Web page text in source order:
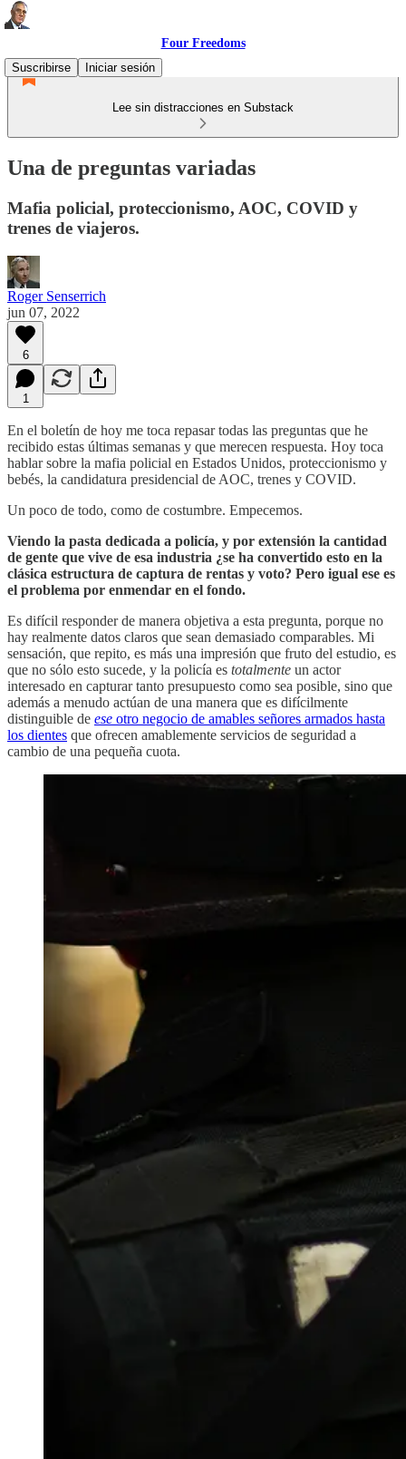
Four Freedoms
Suscribirse
Iniciar sesión
Lee sin distracciones en Substack
Una de preguntas variadas
Mafia policial, proteccionismo, AOC, COVID y
trenes de viajeros.
Roger Senserrich
jun 07, 2022
6
1
En el boletín de hoy me toca repasar todas las preguntas que he
recibido estas últimas semanas y que merecen respuesta. Hoy toca
hablar sobre la mafia policial en Estados Unidos, proteccionismo y
bebés, la candidatura presidencial de AOC, trenes y COVID.
Un poco de todo, como de costumbre. Empecemos.
Viendo la pasta dedicada a policía, y por extensión la cantidad
de gente que vive de esa industria ¿se ha convertido esto en la
clásica estructura de captura de rentas y voto? Pero igual ese es
el problema por enmendar en el fondo.
Es difícil responder de manera objetiva a esta pregunta, porque no
hay realmente datos claros que sean demasiado comparables. Mi
sensación, que repito, es más una impresión que fruto del estudio, es
que no sólo esto sucede, y la policía es totalmente un actor
interesado en capturar tanto presupuesto como sea posible, sino que
además a menudo actúan de una manera que es difícilmente
distinguible de ese otro negocio de amables señores armados hasta
los dientes que ofrecen amablemente servicios de seguridad a
cambio de una pequeña cuota.